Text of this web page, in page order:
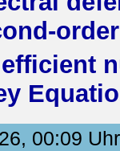
00:09